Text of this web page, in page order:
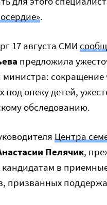
.
17 августа СМИ
предложила
под опеку детей,
обследованию.
Центра
Пелячик,
в
призванных